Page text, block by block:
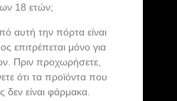
την άκρη σου…
18 ετών;
αυτή την πόρτα είναι
επιτρέπεται μόνο για
Πριν προχωρήσετε,
ότι τα προϊόντα που
δεν είναι φάρμακα.